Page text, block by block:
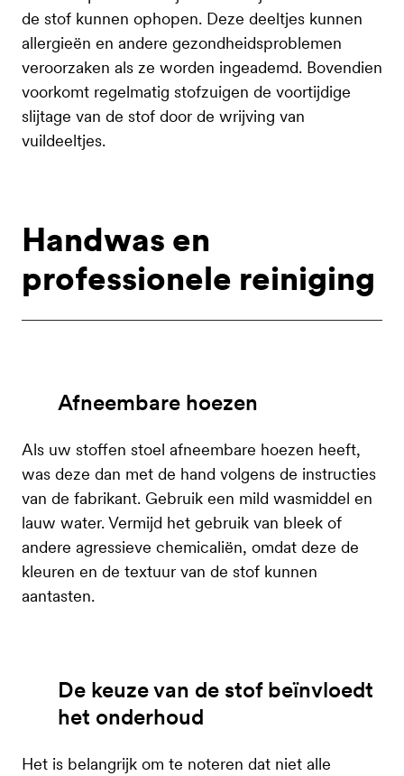
de stof kunnen ophopen. Deze deeltjes kunnen
allergieën en andere gezondheidsproblemen
veroorzaken als ze worden ingeademd. Bovendien
voorkomt regelmatig stofzuigen de voortijdige
slijtage van de stof door de wrijving van
vuildeeltjes.
Handwas en
professionele reiniging
Afneembare hoezen
Als uw stoffen stoel afneembare hoezen heeft,
was deze dan met de hand volgens de instructies
van de fabrikant. Gebruik een mild wasmiddel en
lauw water. Vermijd het gebruik van bleek of
andere agressieve chemicaliën, omdat deze de
kleuren en de textuur van de stof kunnen
aantasten.
De keuze van de stof beïnvloedt
het onderhoud
Het is belangrijk om te noteren dat niet alle